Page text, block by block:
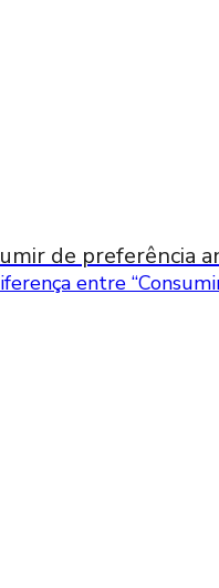
de preferência
entre